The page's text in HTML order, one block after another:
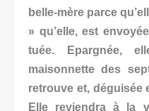
belle-mère parce
» qu’elle, est
tuée. Epargnée,
maisonnette des
retrouve et, déguisée
Elle reviendra à la